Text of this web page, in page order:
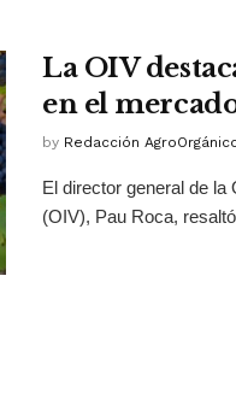
La OIV
en el
by Redacción
El director general de la
(OIV), Pau Roca,